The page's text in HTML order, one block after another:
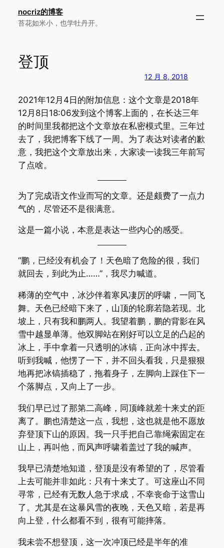
nocriz的博客
苔花如米小，也学牡丹开。
登顶
12 月 8, 2018
2021年12月4日的附加信息：这个文章是2018年
12月8日18:06发到这个博客上面的，在长达三年
的时间里我都把这个文章放在私密模式里。三年过
去了，我把博客下线了一周。为了表达对读者的歉
意，我把这个文章放出来，大家读一读我三年前写
了点啥。
为了完成语文作业而写的文章。还是颇费了一点力
气的，尽管还不是很满意。
这是一篇小说，本意是表达一些内心的感受。
“鹏，已经没有机会了！天色暗了危险的很，我们
就回去，到此为止……”，我尽力喊道。
稀薄的空气中，冰沙伴着寒风凄厉的呼啸，一同飞
舞。天色已经暗下来了，山顶的轮廓若隐若现。北
坡上，只有我和鹏两人。我望着鹏，鹏的背影在风
雪中越显单薄。他双脚站在刚好可以立足的凸起的
冰上，手中拿着一只透明的冰镐，正向冰中挥去。
听到我喊，他愣了一下，并不回头看我，只是狠狠
地再把冰镐插稳了，拖着身子，左脚向上踩住下一
个落脚点，又向上了一步。
我们早已过了那第二高峰，同顶峰就差十来丈的距
离了。鹏也清楚这一点，我想，这也就是他不愿放
弃登顶下山的原因。我一只手把自己靠绳索固定在
山上，再叫他，而风声呼啸着盖过了我的喊声。
我早已清楚地知道，登顶是没有希望的了，尽管看
上去可能并非如此：只有十来丈了。可这座山不同
寻常，已经有无数人急于求成，不幸丧命于这雪山
了。尤其是在这暴风雪的夜晚，天色又暗，若是再
向上登，什么都看不到，很有可能摔落。
我未尝不想登顶，这一次冲顶已经是半年的准